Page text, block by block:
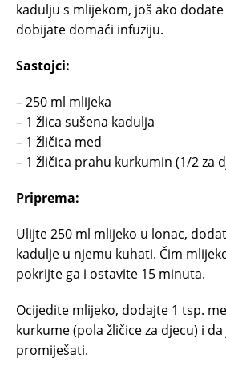
kadulju s mlijekom, još ako
dobijate domaći infuziju.
Sastojci:
– 250 ml mlijeka
– 1 žlica sušena kadulja
– 1 žličica med
– 1 žličica prahu kurkumin (1/2 za
Priprema:
Ulijte 250 ml mlijeko u lonac,
kadulje u njemu kuhati. Čim
pokrijte ga i ostavite 15 minuta.
Ocijedite mlijeko, dodajte 1 tsp.
kurkume (pola žličice za djecu) i
promiješati.